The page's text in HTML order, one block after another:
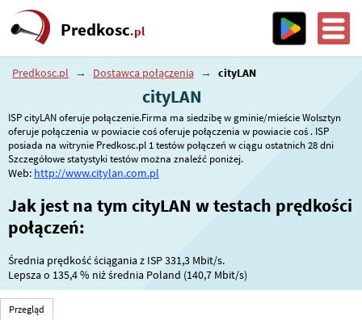
Predkosc.pl
Predkosc.pl → Dostawca połączenia → cityLAN
cityLAN
ISP cityLAN oferuje połączenie.Firma ma siedzibę w gminie/mieście Wolsztyn
oferuje połączenia w powiacie coś oferuje połączenia w powiacie coś . ISP
posiada na witrynie Predkosc.pl 1 testów połączeń w ciągu ostatnich 28 dni
Szczegółowe statystyki testów można znaleźć poniżej.
Web: http://www.citylan.com.pl
Jak jest na tym cityLAN w testach prędkości
połączeń:
Średnia prędkość ściągania z ISP 331,3 Mbit/s.
Lepsza o 135,4 % niż średnia Poland (140,7 Mbit/s)
Przegląd